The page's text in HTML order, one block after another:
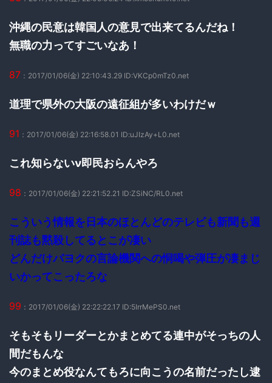
沖縄の民意は韓国人の意見で出来てるんだね！
無職の力ってすごいなあ！
87 ：2017/01/06(金) 22:10:43.29 ID:VKCp0mTz0.net
道理で県外の大阪の遠征組が多いわけだｗ
91 ：2017/01/06(金) 22:16:58.01 ID:uJIzAy+L0.net
これ知らないν即民おらんやろ
98 ：2017/01/06(金) 22:21:52.21 ID:ZSiNC/RL0.net
こういう情報を日本のほとんどのテレビも新聞も週
刊誌も黙殺してるとこが凄い
どんだけパヨクの言論機関への恫喝や弾圧が凄まじ
いかってこったろな
99 ：2017/01/06(金) 22:22:22.17 ID:5IrrMePS0.net
そもそもリーダーとかまとめてる連中がそっちの人
間だもんな
今のまとめ役なんてもろに向こうの名前だったし逮